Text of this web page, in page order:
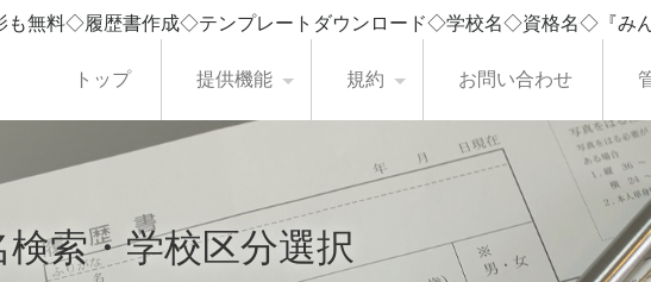
も無料◇履歴書作成◇テンプレートダウンロード◇学校名◇資格名◇『み
トップ 提供機能 規約 お問い合わせ
検索・学校区分選択